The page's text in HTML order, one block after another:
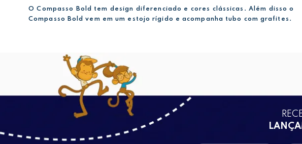
O Compasso Bold tem design diferenciado e cores clássicas. Além disso o
Compasso Bold vem em um estojo rígido e acompanha tubo com grafites.